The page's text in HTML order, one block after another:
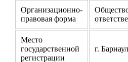
Организационно-
правовая форма
Место
государственной
регистрации
г. Барнаул